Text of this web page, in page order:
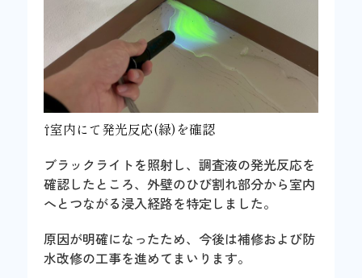
⇧室内にて発光反応(緑)を確認
ブラックライトを照射し、調査液の発光反応を
確認したところ、外壁のひび割れ部分から室内
へとつながる浸入経路を特定しました。
原因が明確になったため、今後は補修および防
水改修の工事を進めてまいります。